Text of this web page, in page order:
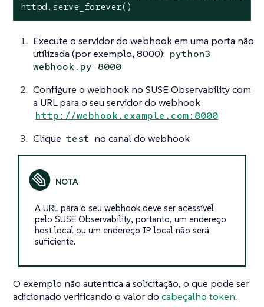
httpd.serve_forever()
Execute o servidor do webhook em uma porta não
utilizada (por exemplo, 8000): python3
webhook.py 8000
Configure o webhook no SUSE Observability com
a URL para o seu servidor do webhook
http://webhook.example.com:8000
Clique test no canal do webhook
A URL para o seu webhook deve ser acessível
pelo SUSE Observability, portanto, um endereço
host local ou um endereço IP local não será
suficiente.
O exemplo não autentica a solicitação, o que pode ser
adicionado verificando o valor do cabeçalho token.